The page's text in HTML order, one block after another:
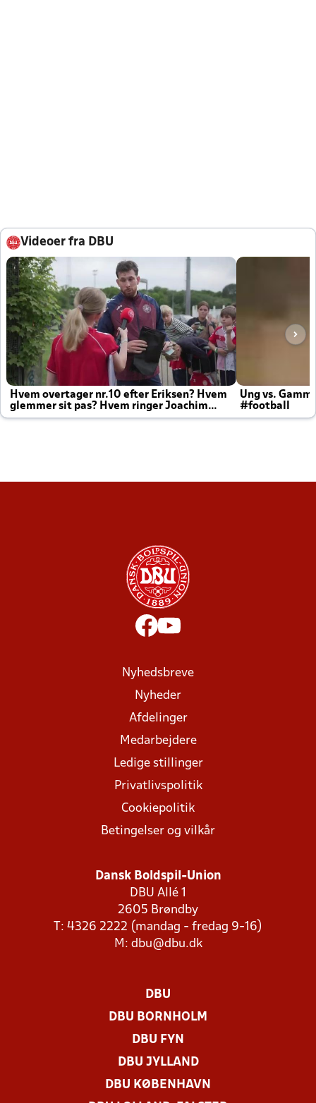
Videoer fra DBU
Hvem overtager nr.10 efter Eriksen? Hvem
glemmer sit pas? Hvem ringer Joachim
altid til efter kampe?
Ung vs.
#football
Nyhedsbreve
Nyheder
Afdelinger
Medarbejdere
Ledige stillinger
Privatlivspolitik
Cookiepolitik
Betingelser og vilkår
Dansk Boldspil-Union
DBU Allé 1
2605 Brøndby
T: 4326 2222 (mandag - fredag 9-16)
M: dbu@dbu.dk
DBU
DBU BORNHOLM
DBU FYN
DBU JYLLAND
DBU KØBENHAVN